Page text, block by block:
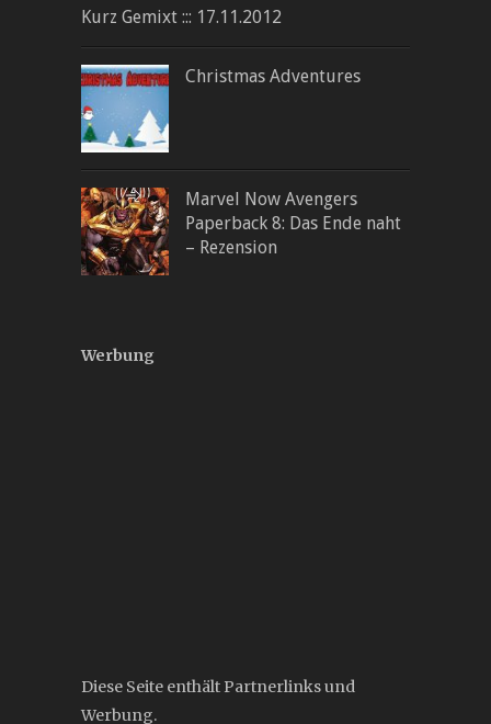
Kurz Gemixt ::: 17.11.2012
Christmas Adventures
Marvel Now Avengers
Paperback 8: Das Ende naht
– Rezension
Werbung
Diese Seite enthält Partnerlinks und
Werbung.